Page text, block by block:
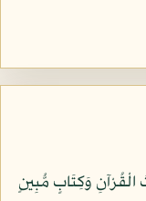
وَكِتَابٍ مُّبِينٍ